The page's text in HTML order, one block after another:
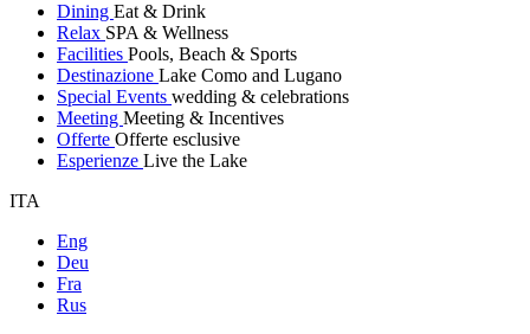
Dining Eat & Drink
Relax SPA & Wellness
Facilities Pools, Beach & Sports
Destinazione Lake Como and Lugano
Special Events wedding & celebrations
Meeting Meeting & Incentives
Offerte Offerte esclusive
Esperienze Live the Lake
ITA
Eng
Deu
Fra
Rus